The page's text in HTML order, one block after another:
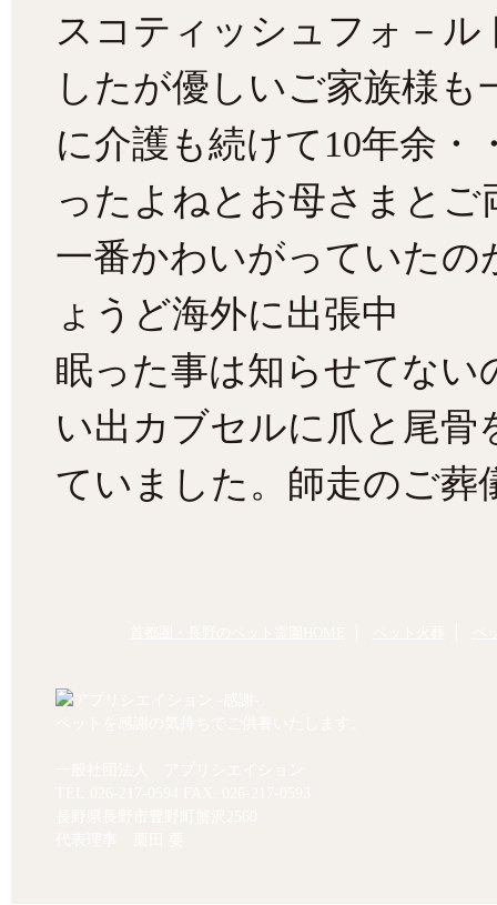
スコティッシュフォ－
したが優しいご家族様も
に介護も続けて10年余
ったよねとお母さまとご
一番かわいがっていた
ょうど海外に出張中
眠った事は知らせてない
い出カブセルに爪と尾骨
ていました。師走のご葬